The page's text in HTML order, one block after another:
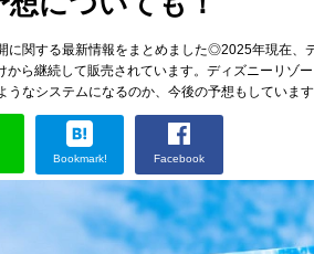
に関する最新情報をまとめました◎2025年現在、
から継続して販売されています。ディズニーリゾ
うなシステムになるのか、今後の予想もしています
Bookmark! Facebook